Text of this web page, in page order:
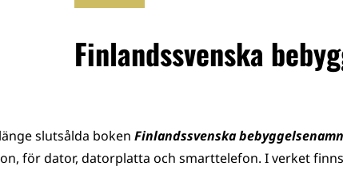
Finlandssvenska
slutsålda boken Finlandssvenska bebyggelsenamn
för dator, datorplatta och smarttelefon. I verket